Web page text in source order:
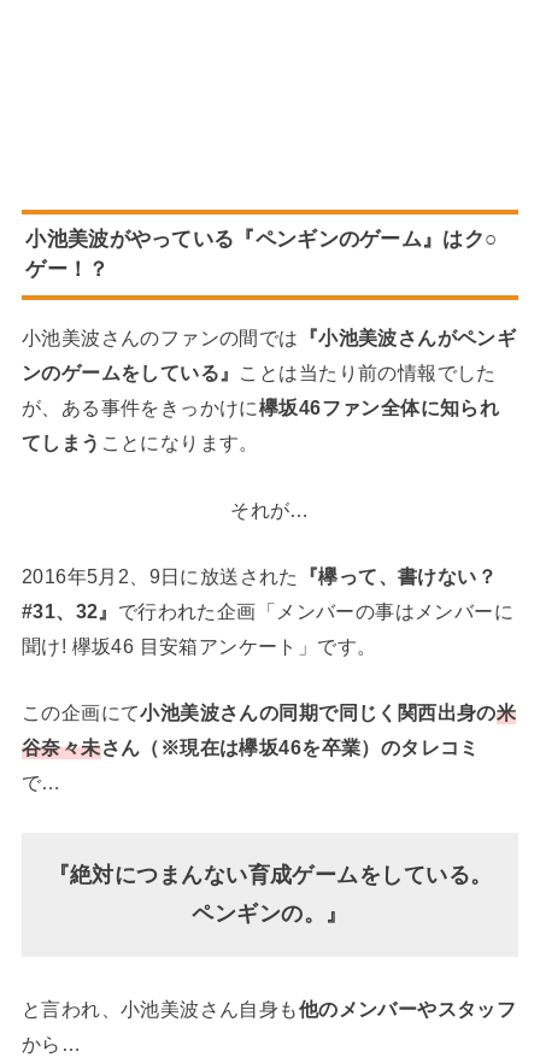
小池美波がやっている『ペンギンのゲーム』はク○
ゲー！？
小池美波さんのファンの間では 『小池美波さんがペンギ
ンのゲームをしている』 ことは当たり前の情報でした
が、ある事件をきっかけに欅坂46ファン全体に知られ
てしまう ことになります。
それが…
2016年5月2、9日に放送された
『欅って、書けない？
#31、32』 で行われた企画「メンバーの事はメンバーに
聞け! 欅坂46 目安箱アンケート」です。
この企画にて小池美波さんの同期で同じく関西出身の米
谷奈々未さん（※現在は欅坂46を卒業）のタレコミ
で…
『絶対につまんない育成ゲームをしている。
ペンギンの。』
と言われ、小池美波さん自身も他のメンバーやスタッフ
から…